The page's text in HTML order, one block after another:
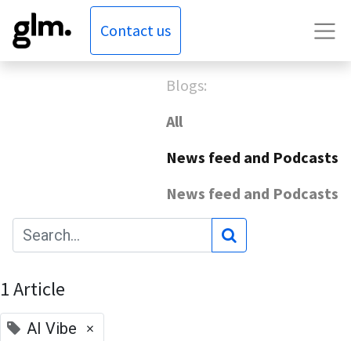
Contact us
Blogs:
All
News feed and Podcasts
News feed and Podcasts
1 Article
AI Vibe ×